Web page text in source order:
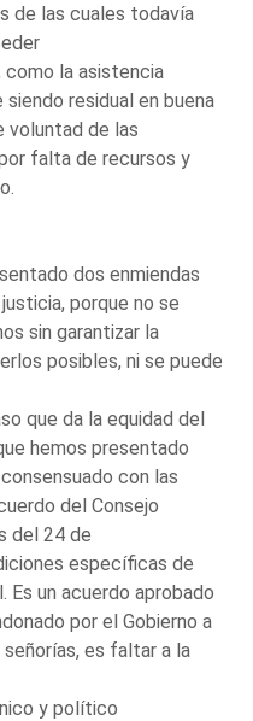
de las cuales todavía
la asistencia
residual en buena
voluntad de las
falta de recursos y
dos enmiendas
porque no se
sin garantizar la
posibles, ni se puede
que da la equidad del
hemos presentado
con las
del Consejo
del 24 de
específicas de
Es un acuerdo aprobado
por el Gobierno a
es faltar a la
y político